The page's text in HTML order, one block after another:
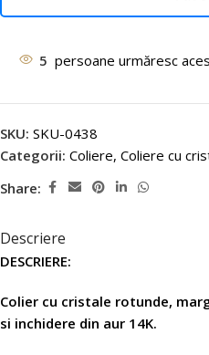
5 persoane urmăresc
SKU: SKU-0438
Categorii: Coliere, Coliere cu
Share:
Descriere
DESCRIERE:
Colier cu cristale rotunde,
si inchidere din aur 14K.